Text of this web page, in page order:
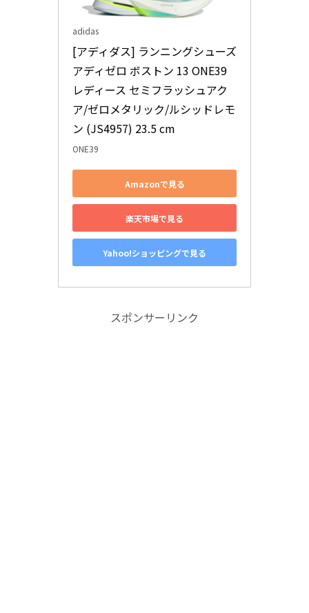
adidas
[アディダス] ランニングシューズ
アディゼロ ボストン 13 ONE39
レディース セミフラッシュアク
ア/ゼロメタリック/ルシッドレモ
ン (JS4957) 23.5 cm
ONE39
Amazonで見る
楽天市場で見る
Yahoo!ショッピングで見る
スポンサーリンク